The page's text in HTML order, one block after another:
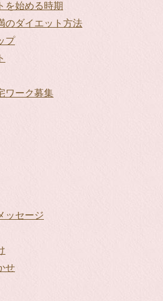
を始める時期
のダイエット方法
プ
ワーク募集
ッセージ
せ